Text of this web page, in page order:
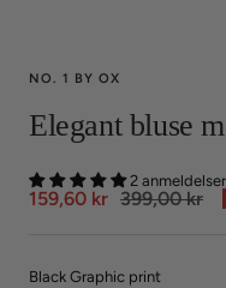
NO. 1 BY OX
Elegant bluse
2 anmeldelser
Udsalgspris
159,60 kr Normalpris
399,00 kr
Black Graphic print